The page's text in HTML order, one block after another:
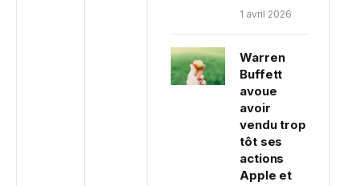
1 avril 2026
Warren
Buffett
avoue
avoir
vendu trop
tôt ses
actions
Apple et